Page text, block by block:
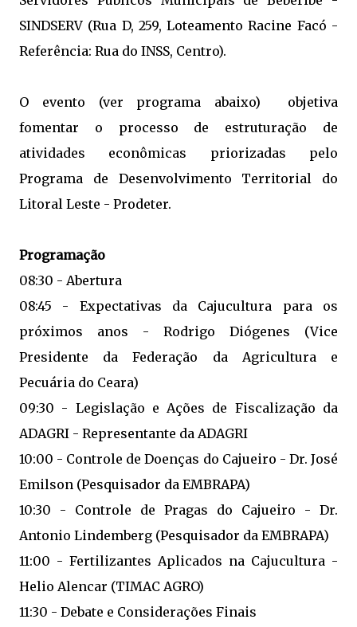
SINDSERV (Rua D, 259, Loteamento Racine Facó -
Referência: Rua do INSS, Centro).
O evento (ver programa abaixo) objetiva
fomentar o processo de estruturação de
atividades econômicas priorizadas pelo
Programa de Desenvolvimento Territorial do
Litoral Leste - Prodeter.
Programação
08:30 - Abertura
08:45 - Expectativas da Cajucultura para os
próximos anos - Rodrigo Diógenes (Vice
Presidente da Federação da Agricultura e
Pecuária do Ceara)
09:30 - Legislação e Ações de Fiscalização da
ADAGRI - Representante da ADAGRI
10:00 - Controle de Doenças do Cajueiro - Dr. José
Emilson (Pesquisador da EMBRAPA)
10:30 - Controle de Pragas do Cajueiro - Dr.
Antonio Lindemberg (Pesquisador da EMBRAPA)
11:00 - Fertilizantes Aplicados na Cajucultura -
Helio Alencar (TIMAC AGRO)
11:30 - Debate e Considerações Finais